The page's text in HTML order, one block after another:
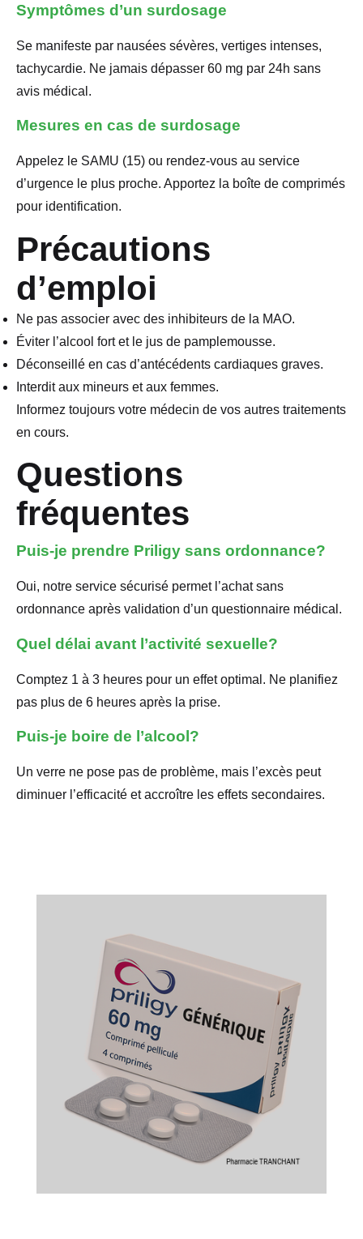
Symptômes d’un surdosage
Se manifeste par nausées sévères, vertiges intenses,
tachycardie. Ne jamais dépasser 60 mg par 24h sans
avis médical.
Mesures en cas de surdosage
Appelez le SAMU (15) ou rendez-vous au service
d’urgence le plus proche. Apportez la boîte de comprimés
pour identification.
Précautions
d’emploi
Ne pas associer avec des inhibiteurs de la MAO.
Éviter l’alcool fort et le jus de pamplemousse.
Déconseillé en cas d’antécédents cardiaques graves.
Interdit aux mineurs et aux femmes.
Informez toujours votre médecin de vos autres traitements
en cours.
Questions
fréquentes
Puis-je prendre Priligy sans ordonnance?
Oui, notre service sécurisé permet l’achat sans
ordonnance après validation d’un questionnaire médical.
Quel délai avant l’activité sexuelle?
Comptez 1 à 3 heures pour un effet optimal. Ne planifiez
pas plus de 6 heures après la prise.
Puis-je boire de l’alcool?
Un verre ne pose pas de problème, mais l’excès peut
diminuer l’efficacité et accroître les effets secondaires.